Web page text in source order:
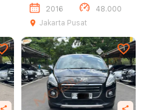
2016
48.000
Jakarta Pusat